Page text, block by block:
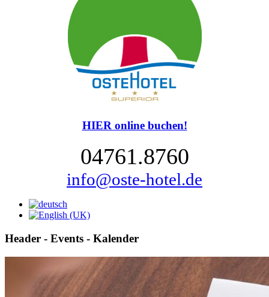
HIER online buchen!
04761.8760
info@oste-hotel.de
Header - Events - Kalender